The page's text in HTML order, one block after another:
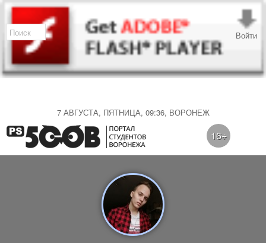
7 АВГУСТА, ПЯТНИЦА, 09:36, ВОРОНЕЖ
Войти
16+